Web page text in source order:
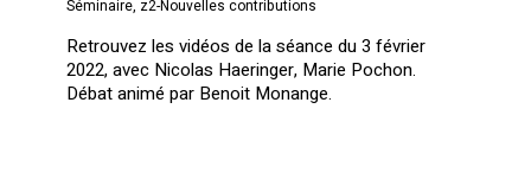
Séminaire, z2-Nouvelles contributions
Retrouvez les vidéos de la séance du 3 février
2022, avec Nicolas Haeringer, Marie Pochon.
Débat animé par Benoit Monange.